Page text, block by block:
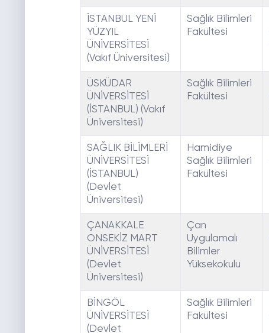
İSTANBUL YENİ
YÜZYIL
ÜNİVERSİTESİ
(Vakıf Üniversitesi)
Sağlık Bilimleri
Fakültesi
ÜSKÜDAR
ÜNİVERSİTESİ
(İSTANBUL) (Vakıf
Üniversitesi)
Sağlık Bilimleri
Fakültesi
SAĞLIK BİLİMLERİ
ÜNİVERSİTESİ
(İSTANBUL)
(Devlet
Üniversitesi)
Hamidiye
Sağlık Bilimleri
Fakültesi
ÇANAKKALE
ONSEKİZ MART
ÜNİVERSİTESİ
(Devlet
Üniversitesi)
Çan
Uygulamalı
Bilimler
Yüksekokulu
BİNGÖL
ÜNİVERSİTESİ
(Devlet
Sağlık Bilimleri
Fakültesi